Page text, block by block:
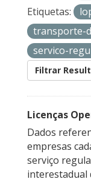
Etiquetas:
transporte-
servico-
Filtrar
Licenças
Dados
empresas
serviço
interestadual